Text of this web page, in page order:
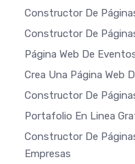
Constructor De
Constructor De
Página Web De
Crea Una Página Web
Constructor De
Portafolio En Linea
Constructor De
Empresas